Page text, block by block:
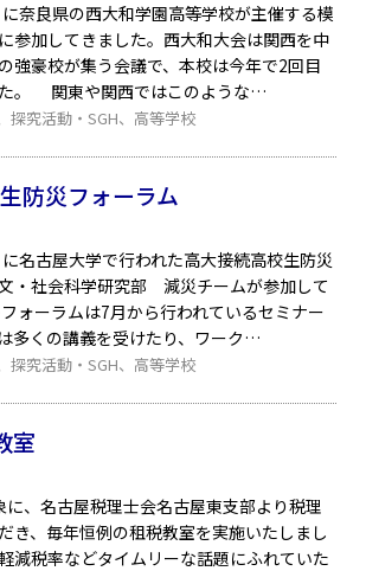
奈良県の西大和学園高等学校が主催する模
参加してきました。西大和大会は関西を中
強豪校が集う会議で、本校は今年で2回目
。 関東や関西ではこのような
探究活動・SGH、 高等学校
防災フォーラム
名古屋大学で行われた高大接続高校生防災
・社会科学研究部 減災チームが参加して
ォーラムは7月から行われているセミナー
多くの講義を受けたり、ワーク
探究活動・SGH、 高等学校
室
、名古屋税理士会名古屋東支部より税理
き、毎年恒例の租税教室を実施いたしまし
減税率などタイムリーな話題にふれていた